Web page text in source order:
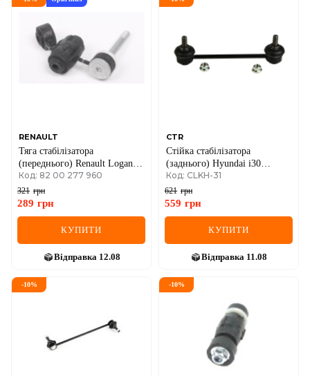
RENAULT
Тяга стабілізатора
(переднього) Renault Logan
04-
Код: 82 00 277 960
321 грн
289 грн
КУПИТИ
Відправка 12.08
CTR
Стійка стабілізатора
(заднього) Hyundai i30
07-/Kia Cee`d 06-12/Pro Cee`d
08-12
Код: CLKH-31
621 грн
559 грн
КУПИТИ
Відправка 11.08
-10% -10%